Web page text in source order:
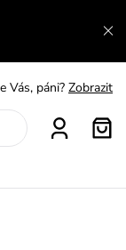
Vás, páni? Zobrazit
neurobíš? Pozri
zadarmo Zobraziť